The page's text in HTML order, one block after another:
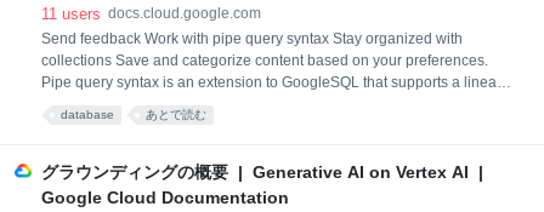
11 users docs.cloud.google.com
Send feedback Work with pipe query syntax Stay organized with
collections Save and categorize content based on your preferences.
Pipe query syntax is an extension to GoogleSQL that supports a linear
query structure designed to make your queries easier to read, write, and
maintain. You can use pipe syntax anywhere you write GoogleSQL.
database あとで読む
グラウンディングの概要 | Generative AI on Vertex AI |
Google Cloud Documentation